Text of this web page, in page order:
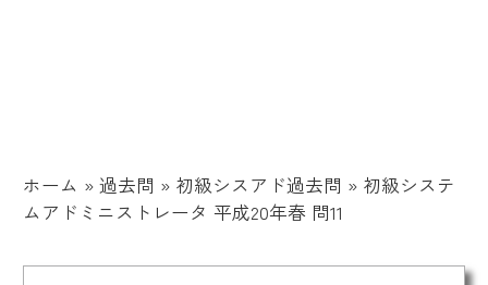
ホーム » 過去問 » 初級シスアド過去問 »初級システ
ムアドミニストレータ 平成20年春 問11